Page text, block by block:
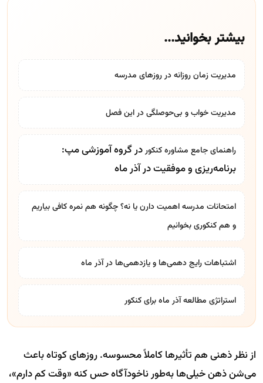
بیشتر بخوانید...
مدیریت زمان روزانه در روزهای مدرسه
مدیریت خواب و بی‌حوصلگی در این فصل
راهنمای جامع مشاوره کنکوردر گروه آموزشی مپ:
برنامه‌ریزی و موفقیت در آذر ماه
امتحانات مدرسه اهمیت دارن یا نه؟ چگونه هم نمره کافی بیاریم
و هم کنکوری بخوانیم
اشتباهات رایج دهمی‌ها و یازدهمی‌ها در آذر ماه
استراتژی مطالعه آذر ماه برای کنکور
از نظر ذهنی هم تأثیرها کاملاً محسوسه. روزهای کوتاه باعث
می‌شن ذهن خیلی‌ها به‌طور ناخودآگاه حس کنه «وقت کم دارم»،